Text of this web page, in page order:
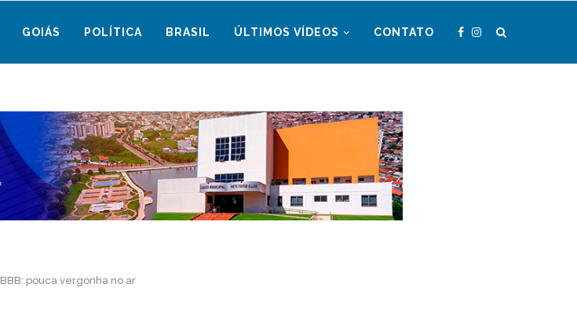
GOIÁS POLÍTICA BRASIL ÚLTIMOS VÍDEOS CONTATO
BBB: pouca vergonha no ar